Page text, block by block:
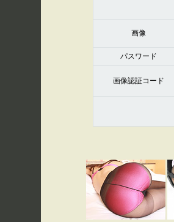
画像
パスワード
画像認証コード